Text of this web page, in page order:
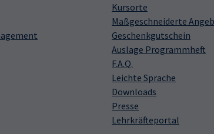
Kursorte
Maßgeschneiderte
Geschenkgutschein
Auslage Programmheft
F.A.Q.
Leichte Sprache
Downloads
Presse
Lehrkräfteportal